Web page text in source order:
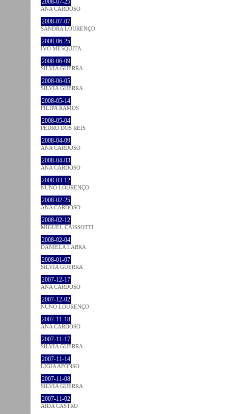
2008-07-25
ANA CARDOSO
2008-07-07
SANDRA LOURENÇO
2008-06-25
IVO MESQUITA
2008-06-09
SÍLVIA GUERRA
2008-06-05
SÍLVIA GUERRA
2008-05-14
FILIPA RAMOS
2008-05-04
PEDRO DOS REIS
2008-04-09
ANA CARDOSO
2008-04-03
ANA CARDOSO
2008-03-12
NUNO LOURENÇO
2008-02-25
ANA CARDOSO
2008-02-12
MIGUEL CAISSOTTI
2008-02-04
DANIELA LABRA
2008-01-07
SÍLVIA GUERRA
2007-12-17
ANA CARDOSO
2007-12-02
NUNO LOURENÇO
2007-11-18
ANA CARDOSO
2007-11-17
SÍLVIA GUERRA
2007-11-14
LÍGIA AFONSO
2007-11-08
SÍLVIA GUERRA
2007-11-02
AIDA CASTRO